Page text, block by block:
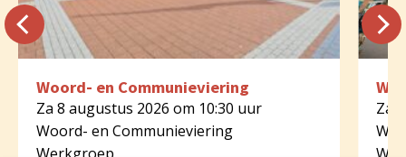
Woord- en Communieviering
Za 8 augustus 2026 om 10:30 uur
Woord- en Communieviering
Za